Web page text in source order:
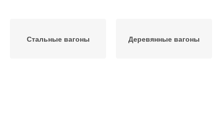
Стальные вагоны Деревянные вагоны